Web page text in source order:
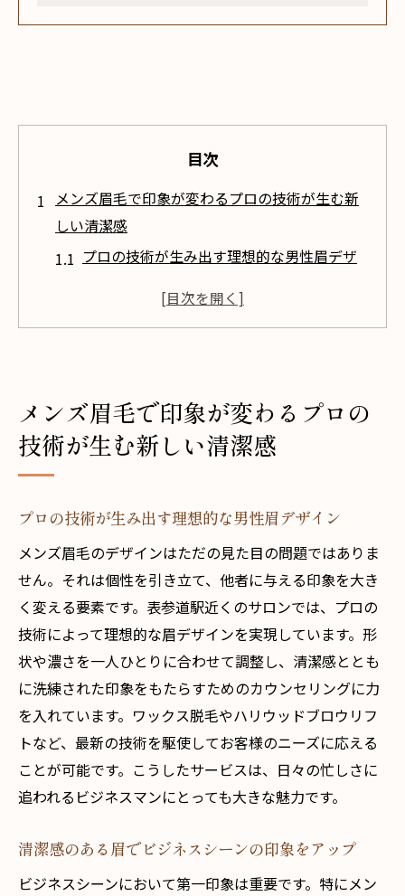
目次
メンズ眉毛で印象が変わるプロの技術が生む新
しい清潔感
プロの技術が生み出す理想的な男性眉デザ
清潔感のある眉でビジネスシーンの印象を
プロの眉デザインで第一印象を大きく変え
る
眉毛ケアで得られる清潔感の持続方法
表参道駅近くの便利さを活かしたメンズ眉毛サ
ロンの魅力
表参道駅から徒歩圏内のアクセスの良さ
駅近サロンでの施術時間の短縮化
表参道サロンの充実した設備と高級感
通いやすい立地で始める眉デザイン
駅周辺のサロン選びで知っておくべきポイ
ント
利用者から高評価のサロンが多い理由
忙しいビジネスマン必見眉デザインで個性を引
忙しい男性にもおすすめの眉ケア方法
短時間で印象が変わる眉デザイン
メンズ眉毛で印象が変わるプロの
技術が生む新しい清潔感
プロの技術が生み出す理想的な男性眉デザイン
メンズ眉毛のデザインはただの見た目の問題ではありま
せん。それは個性を引き立て、他者に与える印象を大き
く変える要素です。表参道駅近くのサロンでは、プロの
技術によって理想的な眉デザインを実現しています。形
状や濃さを一人ひとりに合わせて調整し、清潔感ととも
に洗練された印象をもたらすためのカウンセリングに力
を入れています。ワックス脱毛やハリウッドブロウリフ
トなど、最新の技術を駆使してお客様のニーズに応える
ことが可能です。こうしたサービスは、日々の忙しさに
追われるビジネスマンにとっても大きな魅力です。
清潔感のある眉でビジネスシーンの印象をアップ
ビジネスシーンにおいて第一印象は重要です。特にメン